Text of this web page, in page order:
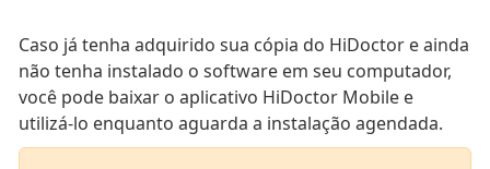
Caso já tenha adquirido sua cópia do HiDoctor e ainda
não tenha instalado o software em seu computador,
você pode baixar o aplicativo HiDoctor Mobile e
utilizá-lo enquanto aguarda a instalação agendada.